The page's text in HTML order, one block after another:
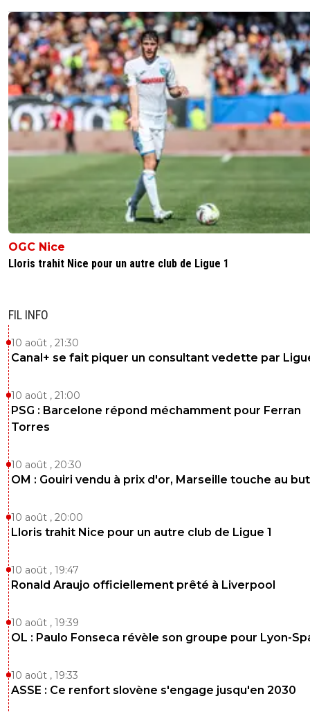
OGC Nice
Lloris trahit Nice pour un autre club de Ligue 1
FIL INFO
10 août , 21:30
Canal+ se fait piquer un consultant vedette par
10 août , 21:00
PSG : Barcelone répond méchamment pour Ferran
Torres
10 août , 20:30
OM : Gouiri vendu à prix d'or, Marseille touche au but
10 août , 20:00
Lloris trahit Nice pour un autre club de Ligue 1
10 août , 19:47
Ronald Araujo officiellement prêté à Liverpool
10 août , 19:39
OL : Paulo Fonseca révèle son groupe pour Lyon-
10 août , 19:33
ASSE : Ce renfort slovène s'engage jusqu'en 2030